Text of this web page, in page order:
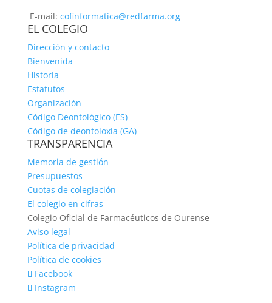
E-mail: cofinformatica@redfarma.org
EL COLEGIO
Dirección y contacto
Bienvenida
Historia
Estatutos
Organización
Código Deontológico (ES)
Código de deontoloxia (GA)
TRANSPARENCIA
Memoria de gestión
Presupuestos
Cuotas de colegiación
El colegio en cifras
Colegio Oficial de Farmacéuticos de Ourense
Aviso legal
Política de privacidad
Política de cookies
Facebook
Instagram